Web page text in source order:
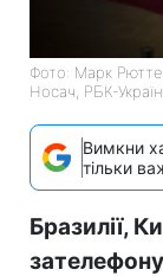
Фото: Марк
Носач, РБК-
Вимкни
тільки
Бразилії,